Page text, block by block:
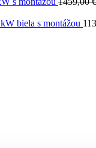
biela s montážou